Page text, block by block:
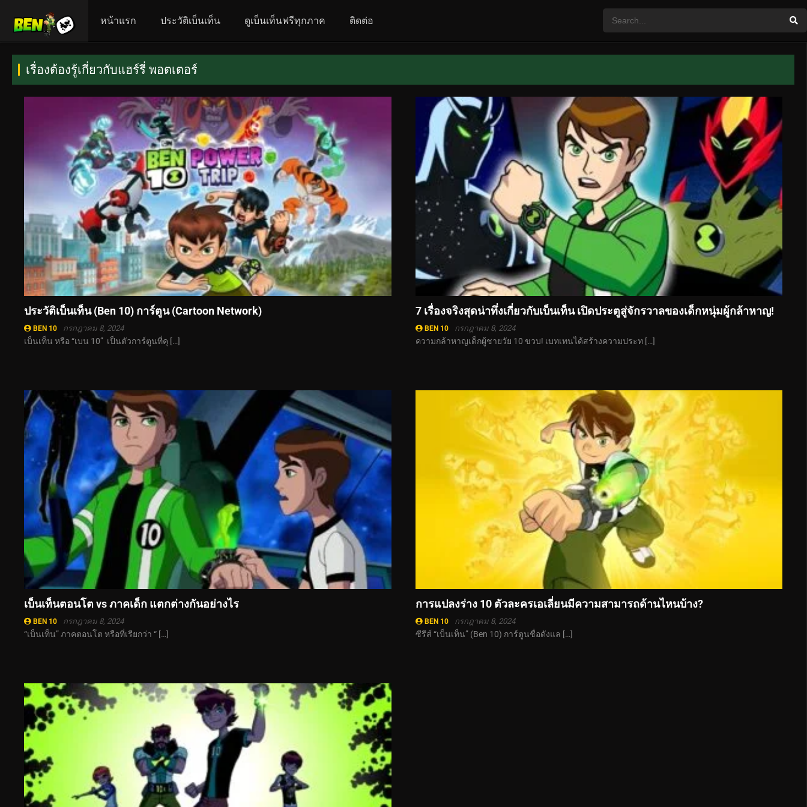
หน้าแรก ประวัติเบ็นเท็น ดูเบ็นเท็นฟรีทุกภาค ติดต่อ
เรื่องต้องรู้เกี่ยวกับแฮร์รี่ พอตเตอร์
ประวัติเบ็นเท็น (Ben 10) การ์ตูน (Cartoon Network)
BEN 10 กรกฎาคม 8, 2024
เบ็นเท็น หรือ “เบน 10” เป็นตัวการ์ตูนที่คุ […]
7 เรื่องจริงสุดน่าทึ่งเกี่ยวกับเบ็นเท็น เปิดประตูสู่จักรวาลของเด็กหนุ่มผู้กล้าหาญ!
BEN 10 กรกฎาคม 8, 2024
ความกล้าหาญเด็กผู้ชายวัย 10 ขวบ! เบทเทนได้สร้างความประท […]
เบ็นเท็นตอนโต vs ภาคเด็ก แตกต่างกันอย่างไร
BEN 10 กรกฎาคม 8, 2024
“เบ็นเท็น” ภาคตอนโต หรือที่เรียกว่า “ […]
การแปลงร่าง 10 ตัวละครเอเลี่ยนมีความสามารถด้านไหนบ้าง?
BEN 10 กรกฎาคม 8, 2024
ซีรีส์ “เบ็นเท็น” (Ben 10) การ์ตูนชื่อดังแล […]